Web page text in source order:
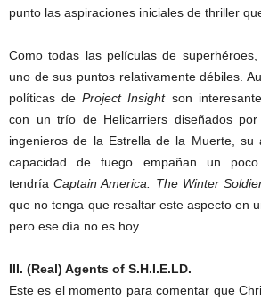
punto las aspiraciones iniciales de thriller
Como todas las películas de
uno de sus puntos relativamente débiles.
políticas deProject Insightson
con un trío de Helicarriers diseñados
ingenieros de la Estrella de la Muerte, su
capacidad de fuego empañan un
tendríaCaptain America: The Winter
que no tenga que resaltar este aspecto en
pero ese día no es hoy.
III. (Real) Agents of S.H.I.E.LD.
Este es el momento para comentar que